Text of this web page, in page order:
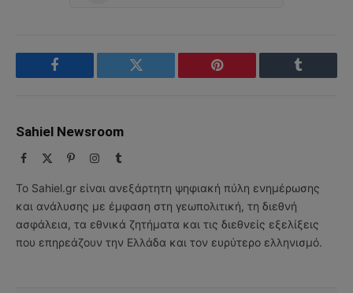
Facebook Twitter Pinterest Tumblr
Sahiel Newsroom
Facebook PinterestInstagram
Tumblr
Το Sahiel.gr είναι ανεξάρτητη ψηφιακή πύλη ενημέρωσης
και ανάλυσης με έμφαση στη γεωπολιτική, τη διεθνή
ασφάλεια, τα εθνικά ζητήματα και τις διεθνείς εξελίξεις
που επηρεάζουν την Ελλάδα και τον ευρύτερο ελληνισμό.